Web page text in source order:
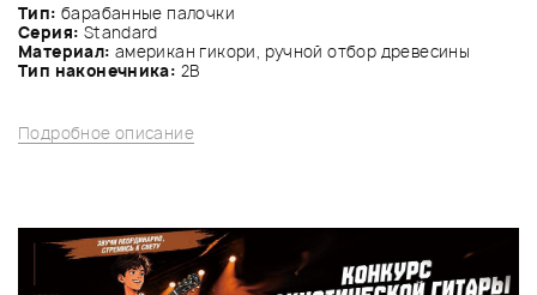
Тип: барабанные палочки
Серия: Standard
Материал: американ гикори, ручной отбор древесины
Тип наконечника: 2B
Подробное описание